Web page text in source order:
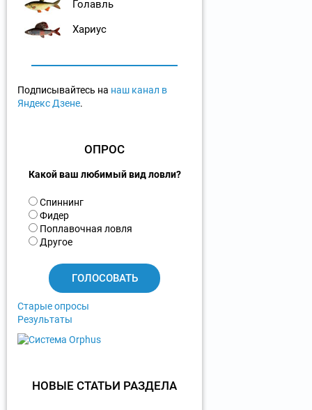
Голавль
Хариус
Подписывайтесь на наш канал в
Яндекс Дзене.
ОПРОС
Какой ваш любимый вид ловли?
В
а
р
и
Спиннинг
Фидер
Поплавочная ловля
Другое
Старые опросы
Результаты
НОВЫЕ СТАТЬИ РАЗДЕЛА